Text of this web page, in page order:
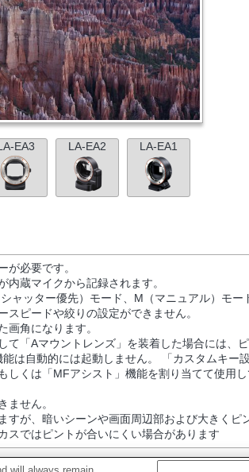
EA3 LA-EA2 LA-EA1
が必要です。
内蔵マイクから記録されます。
ャッター優先）モード、M（マニュアル）モー
スピードや絞りの設定ができません。
画角になります。
て「Aマウントレンズ」を装着した場合には、
は自動的には起動しません。 「カスタムキー
しくは「MFアシスト」機能を割り当てて使用し
ません。
すが、暗いシーンや画面周辺部および大きくピ
スではピントが合いにくい場合があります